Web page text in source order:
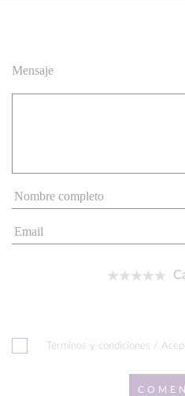
Mensaje
Términos y condiciones /